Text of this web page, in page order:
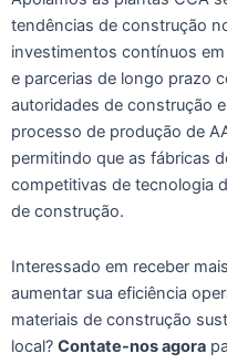
tendências de construção
investimentos contínuos
e parcerias de longo prazo
autoridades de construção
processo de produção de
permitindo que as fábricas
competitivas de tecnologia
de construção.
Interessado em receber
aumentar sua eficiência
materiais de construção
local? Contate-nos agora